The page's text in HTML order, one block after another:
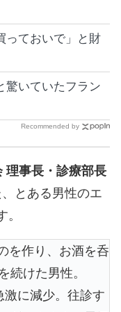
っておいで」と財
驚いていたフラン
Recommended by
理事長・診療部長
とある男性のエ
を作り、お酒を呑
続けた男性。
激に減少。往診す